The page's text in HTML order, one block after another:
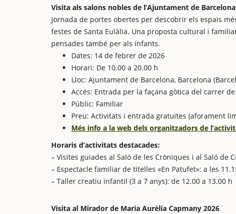
Visita als salons nobles de l’Ajuntament de
Jornada de portes obertes per descobrir els espais
festes de Santa Eulàlia. Una proposta cultural i
pensades també per als infants.
Dates: 14 de febrer de 2026
Horari: De 10.00 a 20.00 h
Lloc: Ajuntament de Barcelona, Barcelona
Accés: Entrada per la façana gòtica del carrer
Públic: Familiar
Preu: Activitats i entrada gratuïtes (aforament
Més info a la web dels organitzadors de
Horaris d’activitats destacades:
– Visites guiades al Saló de les Cròniques i al Saló de
– Espectacle familiar de titelles «En Patufet»: a les
– Taller creatiu infantil (3 a 7 anys): de 12.00 a 13.00 h
Visita al Mirador de Maria Aurèlia Capmany 2026